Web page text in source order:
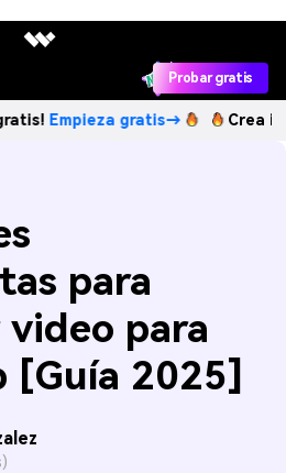
Probar gratis
gratis→ Crea imágenes
para
para
[Guía 2025]